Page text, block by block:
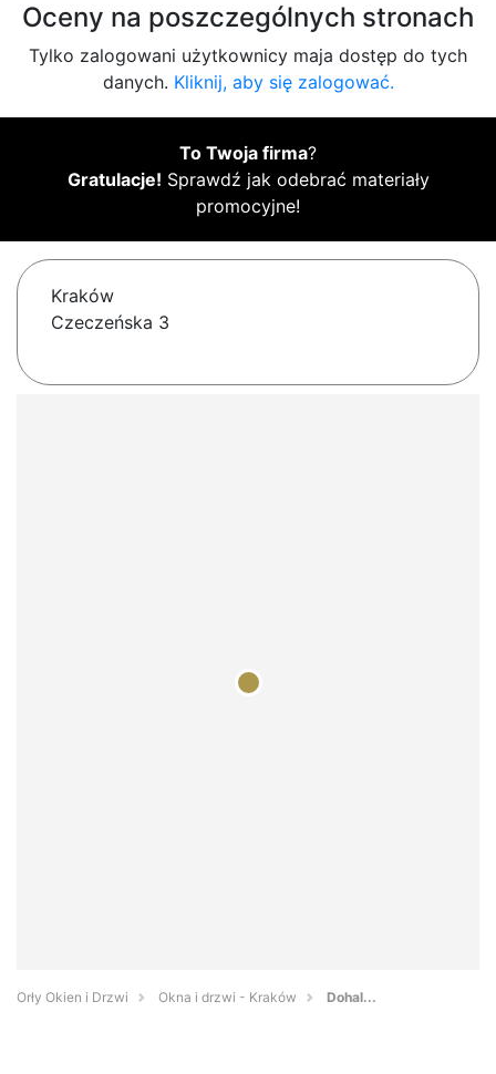
Oceny na poszczególnych stronach
Tylko zalogowani użytkownicy maja dostęp do tych
danych. Kliknij, aby się zalogować.
To Twoja firma?
Gratulacje! Sprawdź jak odebrać materiały
promocyjne!
Kraków
Czeczeńska 3
Orły Okien i Drzwi Okna i drzwi - Kraków Dohal...